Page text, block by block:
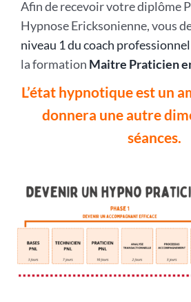
Afin de recevoir votre diplôme
Hypnose Ericksonienne, vous
niveau 1 du coach professionnel
la formation Maitre Praticien
L’état hypnotique est un
donnera une autre
séances.